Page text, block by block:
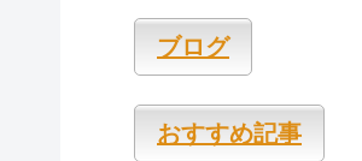
ブログ
おすすめ記事